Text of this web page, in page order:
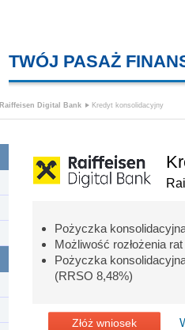
TWÓJ PASAŻ
Raiffeisen Digital Bank Kredyt konsolidacyjny
Pożyczka
Możliwość rozłożenia
Pożyczka
(RRSO 8,48%)
Złóż wniosek